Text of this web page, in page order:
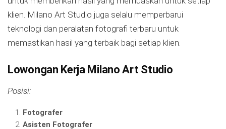
klien. Milano Art Studio juga selalu memperbarui
teknologi dan peralatan fotografi terbaru untuk
memastikan hasil yang terbaik bagi setiap klien.
Lowongan Kerja Milano Art Studio
Posisi:
Fotografer
Asisten Fotografer